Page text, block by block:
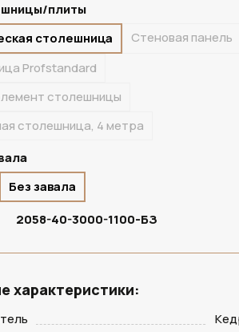
плиты
столешница
Стеновая панель
Profstandard
столешницы
столешница, 4 метра
Без завала
2058-40-3000-1100-БЗ
характеристики: